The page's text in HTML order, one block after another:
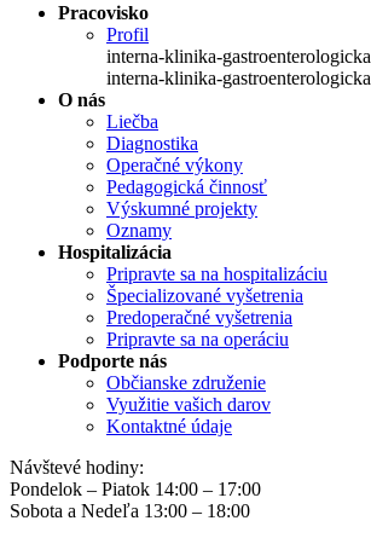
Pracovisko
Profil
interna-klinika-gastroenterologicka
interna-klinika-gastroenterologicka
O nás
Liečba
Diagnostika
Operačné výkony
Pedagogická činnosť
Výskumné projekty
Oznamy
Hospitalizácia
Pripravte sa na hospitalizáciu
Špecializované vyšetrenia
Predoperačné vyšetrenia
Pripravte sa na operáciu
Podporte nás
Občianske združenie
Využitie vašich darov
Kontaktné údaje
Návštevé hodiny:
Pondelok – Piatok 14:00 – 17:00
Sobota a Nedeľa 13:00 – 18:00